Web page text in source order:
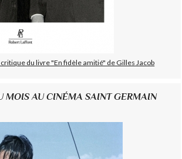
du livre "En fidèle amitié" de Gilles Jacob
MOIS AU CINÉMA SAINT GERMAIN